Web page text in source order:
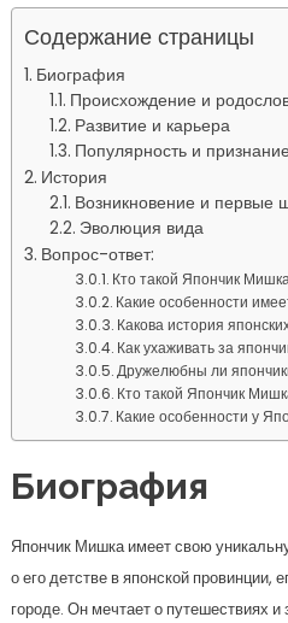
Содержание страницы
Биография
Происхождение и
Развитие и карьера
Популярность и признание
История
Возникновение и первые
Эволюция вида
Вопрос-ответ:
Кто такой Япончик
Какие особенности
Какова история
Как ухаживать за
Дружелюбны ли
Кто такой Япончик
Какие особенности у
Биография
Япончик Мишка имеет свою
о его детстве в японской провинции,
городе. Он мечтает о путешествиях